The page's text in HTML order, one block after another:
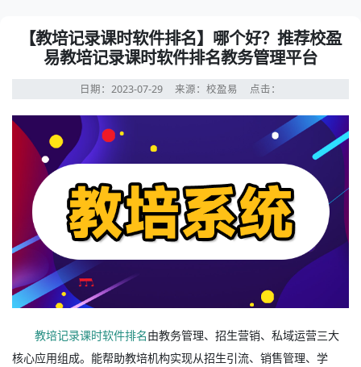
【教培记录课时软件排名】哪个好？推荐校盈
易教培记录课时软件排名教务管理平台
日期：2023-07-29 来源：校盈易 点击：
教培记录课时软件排名由教务管理、招生营销、私域运营三大
核心应用组成。能帮助教培机构实现从招生引流、销售管理、学